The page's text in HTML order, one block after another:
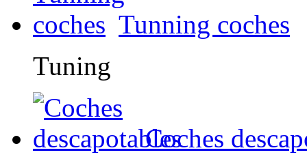
Tunning coches
Tuning
Coches